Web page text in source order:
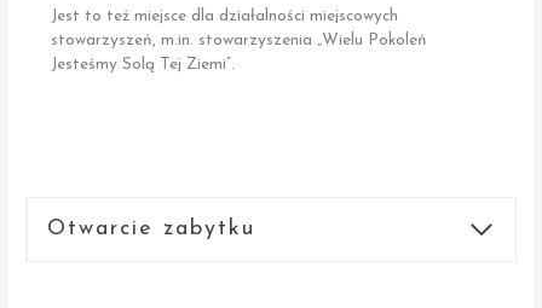
Jest to też miejsce dla działalności miejscowych
stowarzyszeń, m.in. stowarzyszenia „Wielu Pokoleń
Jesteśmy Solą Tej Ziemi”.
Otwarcie zabytku